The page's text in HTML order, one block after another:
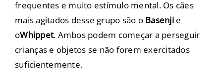
frequentes e muito estímulo mental. Os cães
mais agitados desse grupo são o Basenjie
oWhippet. Ambos podem começar a perseguir
crianças e objetos se não forem exercitados
suficientemente.